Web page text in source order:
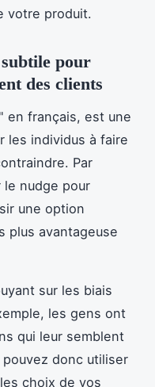
votre produit.
pour
des clients
en français, est une
les individus à faire
Par
nudge pour
une option
plus avantageuse
sur les biais
les gens ont
qui leur semblent
donc utiliser
choix de vos